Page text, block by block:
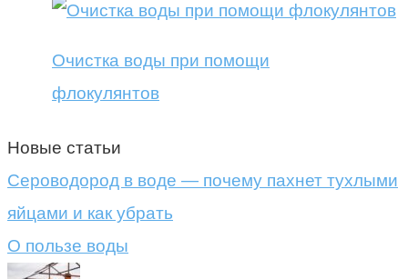
Очистка воды при помощи
флокулянтов
Новые статьи
Сероводород в воде — почему пахнет тухлыми
яйцами и как убрать
О пользе воды